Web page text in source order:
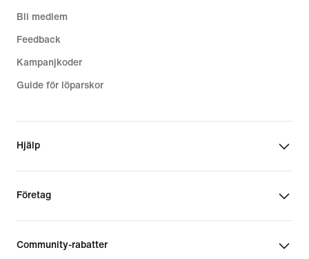
Bli medlem
Feedback
Kampanjkoder
Guide för löparskor
Hjälp
Företag
Community-rabatter